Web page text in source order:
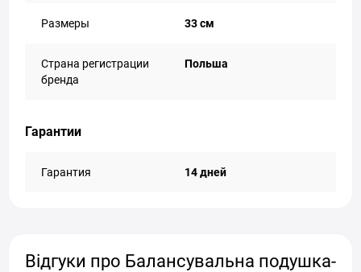
Размеры 33 см
Страна регистрации
бренда
Польша
Гарантии
Гарантия 14 дней
Відгуки про Балансувальна подушка-